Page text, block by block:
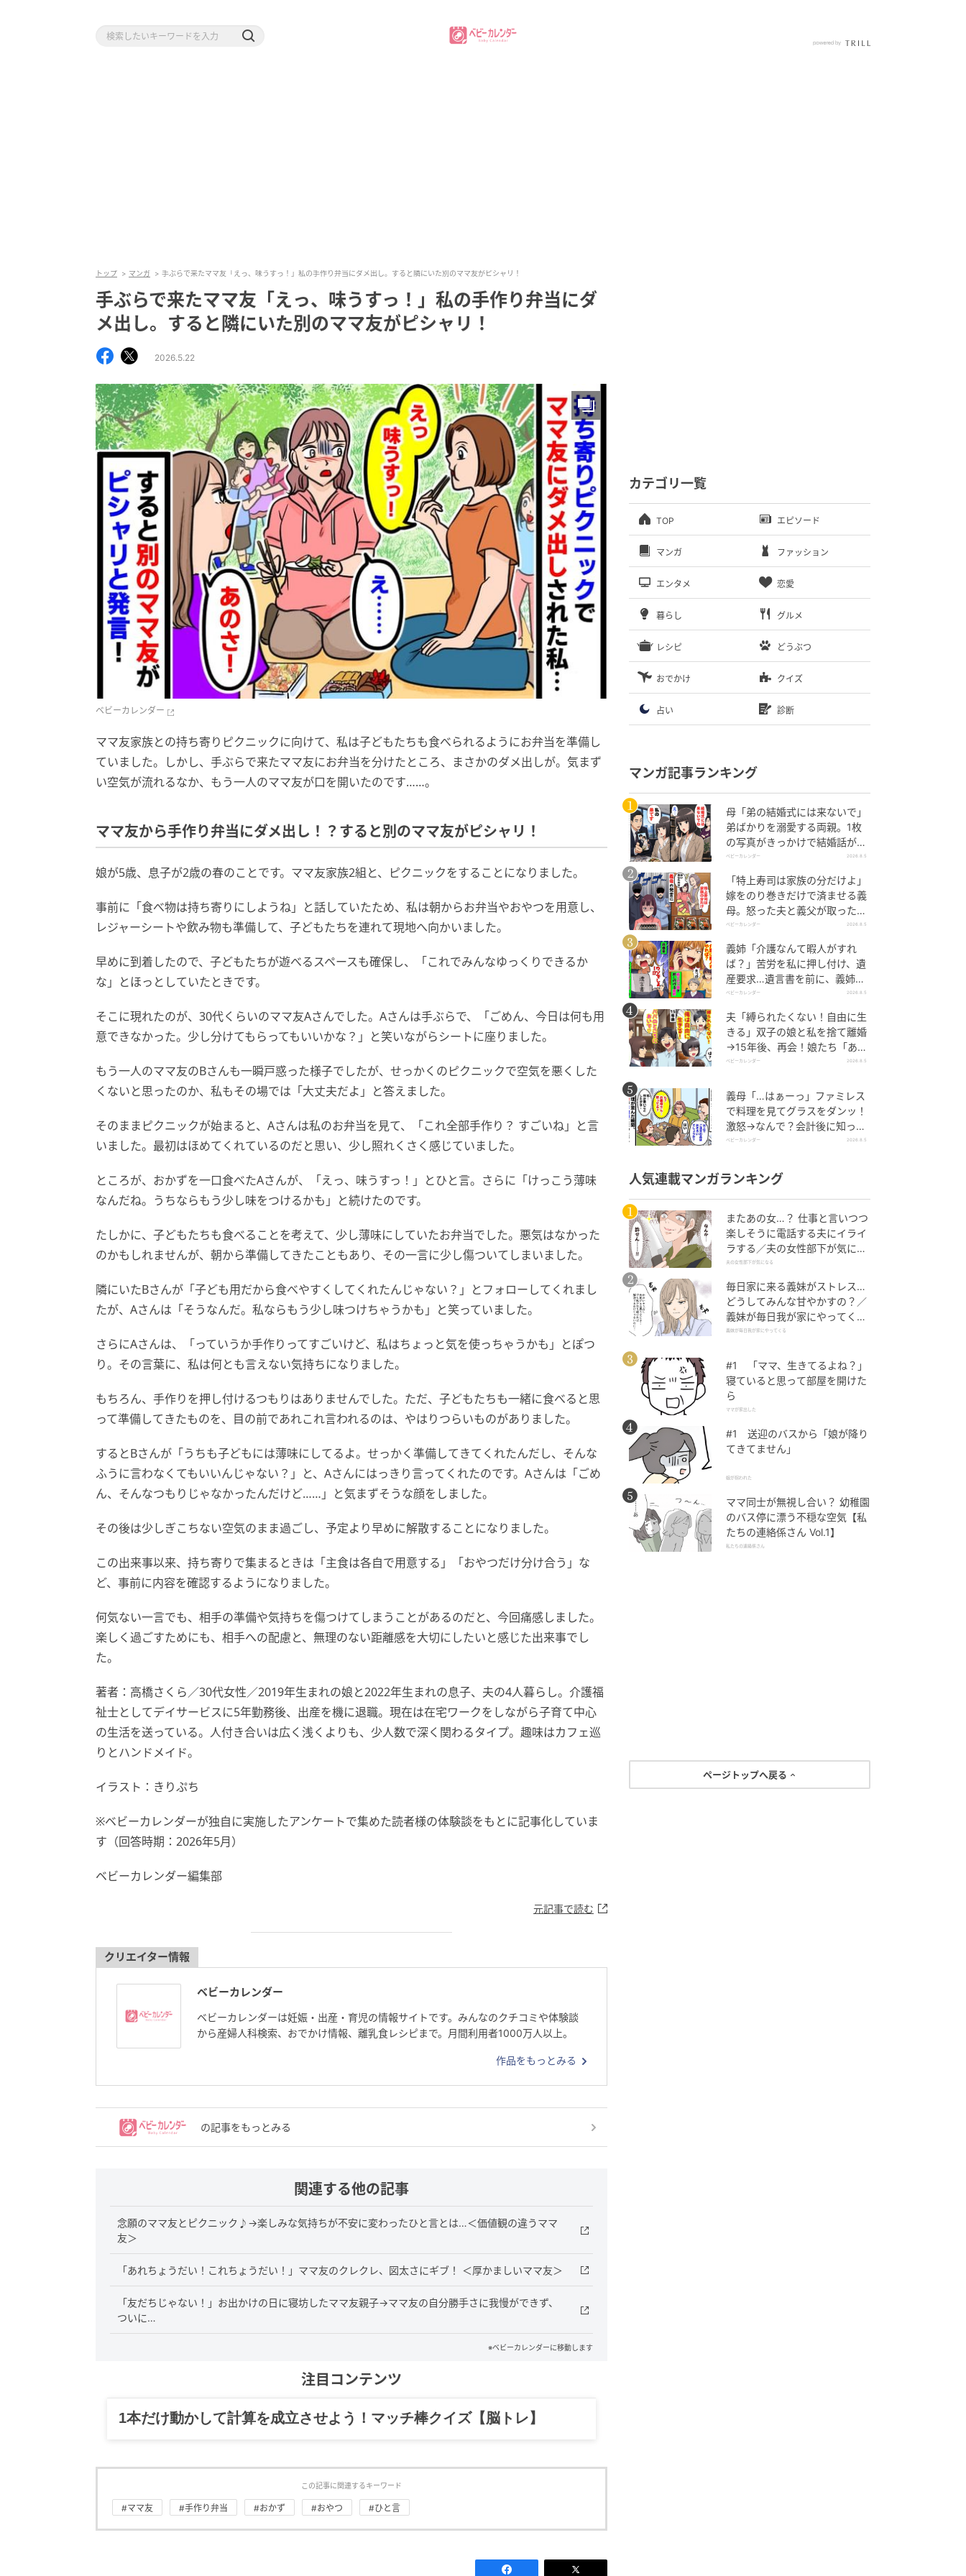
トップ マンガ 手ぶらで来たママ友「えっ、味うすっ！」私の手作り弁当にダメ出し。すると隣にいた別のママ友がピシャリ！
手ぶらで来たママ友「えっ、味うすっ！」私の手作り弁当にダ
メ出し。すると隣にいた別のママ友がピシャリ！
2026.5.22
ベビーカレンダー
ママ友家族との持ち寄りピクニックに向けて、私は子どもたちも食べられるようにお弁当を準備し
ていました。しかし、手ぶらで来たママ友にお弁当を分けたところ、まさかのダメ出しが。気まず
い空気が流れるなか、もう一人のママ友が口を開いたのです……。
ママ友から手作り弁当にダメ出し！？すると別のママ友がピシャリ！
娘が5歳、息子が2歳の春のことです。ママ友家族2組と、ピクニックをすることになりました。
事前に「食べ物は持ち寄りにしようね」と話していたため、私は朝からお弁当やおやつを用意し、
レジャーシートや飲み物も準備して、子どもたちを連れて現地へ向かいました。
早めに到着したので、子どもたちが遊べるスペースも確保し、「これでみんなゆっくりできるか
な」とほっとしていたときです。
そこに現れたのが、30代くらいのママ友Aさんでした。Aさんは手ぶらで、「ごめん、今日は何も用
意できなかった。少し分けてもらってもいいかな？」と笑いながらシートに座りました。
もう一人のママ友のBさんも一瞬戸惑った様子でしたが、せっかくのピクニックで空気を悪くした
くないと思ったのか、私もその場では「大丈夫だよ」と答えました。
そのままピクニックが始まると、Aさんは私のお弁当を見て、「これ全部手作り？ すごいね」と言
いました。最初はほめてくれているのだと思い、少し照れくさく感じていました。
ところが、おかずを一口食べたAさんが、「えっ、味うすっ！」とひと言。さらに「けっこう薄味
なんだね。うちならもう少し味をつけるかも」と続けたのです。
たしかに、子どもたちも食べることを考えて、少し薄味にしていたお弁当でした。悪気はなかった
のかもしれませんが、朝から準備してきたこともあり、その一言に少し傷ついてしまいました。
隣にいたBさんが「子ども用だから食べやすくしてくれたんじゃない？」とフォローしてくれまし
たが、Aさんは「そうなんだ。私ならもう少し味つけちゃうかも」と笑っていました。
さらにAさんは、「っていうか手作りってすごいけど、私はちょっと気を使っちゃうかも」とぽつ
り。その言葉に、私は何とも言えない気持ちになりました。
もちろん、手作りを押し付けるつもりはありませんでした。ただ、子どもたちも一緒に食べると思
って準備してきたものを、目の前であれこれ言われるのは、やはりつらいものがありました。
するとBさんが「うちも子どもには薄味にしてるよ。せっかく準備してきてくれたんだし、そんな
ふうに言わなくてもいいんじゃない？」と、Aさんにはっきり言ってくれたのです。Aさんは「ごめ
ん、そんなつもりじゃなかったんだけど……」と気まずそうな顔をしました。
その後は少しぎこちない空気のまま過ごし、予定より早めに解散することになりました。
この出来事以来、持ち寄りで集まるときは「主食は各自で用意する」「おやつだけ分け合う」な
ど、事前に内容を確認するようになりました。
何気ない一言でも、相手の準備や気持ちを傷つけてしまうことがあるのだと、今回痛感しました。
楽しく過ごすためにも、相手への配慮と、無理のない距離感を大切にしたいと感じた出来事でし
た。
著者：高橋さくら／30代女性／2019年生まれの娘と2022年生まれの息子、夫の4人暮らし。介護福
祉士としてデイサービスに5年勤務後、出産を機に退職。現在は在宅ワークをしながら子育て中心
の生活を送っている。人付き合いは広く浅くよりも、少人数で深く関わるタイプ。趣味はカフェ巡
りとハンドメイド。
イラスト：きりぷち
※ベビーカレンダーが独自に実施したアンケートで集めた読者様の体験談をもとに記事化していま
す（回答時期：2026年5月）
ベビーカレンダー編集部
元記事で読む
クリエイター情報
ベビーカレンダー
ベビーカレンダーは妊娠・出産・育児の情報サイトです。みんなのクチコミや体験談
から産婦人科検索、おでかけ情報、離乳食レシピまで。月間利用者1000万人以上。
作品をもっとみる
の記事をもっとみる
関連する他の記事
念願のママ友とピクニック♪→楽しみな気持ちが不安に変わったひと言とは…＜価値観の違うママ
友＞
「あれちょうだい！これちょうだい！」ママ友のクレクレ、図太さにギブ！ ＜厚かましいママ友＞
「友だちじゃない！」お出かけの日に寝坊したママ友親子→ママ友の自分勝手さに我慢ができず、
ついに…
※ベビーカレンダーに移動します
注目コンテンツ
グルメ、ギャグ、子育て、旅行記……全部、読めます。
この記事に関連するキーワード
#ママ友 #手作り弁当 #おかず #おやつ #ひと言
カテゴリ一覧
TOP エピソード
マンガ ファッション
エンタメ 恋愛
暮らし グルメ
レシピ どうぶつ
おでかけ クイズ
占い 診断
マンガ記事ランキング
母「弟の結婚式には来ないで」
弟ばかりを溺愛する両親。1枚
の写真がきっかけで結婚話がな
くなったワケ
ベビーカレンダー 2026.8.5
「特上寿司は家族の分だけよ」
嫁をのり巻きだけで済ませる義
母。怒った夫と義父が取った行
動とは
ベビーカレンダー 2026.8.5
義姉「介護なんて暇人がすれ
ば？」苦労を私に押し付け、遺
産要求…遺言書を前に、義姉が
顔面蒼白のワケ
ベビーカレンダー 2026.8.5
夫「縛られたくない！自由に生
きる」双子の娘と私を捨て離婚
→15年後、再会！娘たち「あん
た誰？」論破された元夫は
ベビーカレンダー 2026.8.5
義母「…はぁーっ」ファミレス
で料理を見てグラスをダンッ！
激怒→なんで？会計後に知った
暗黙のルール
ベビーカレンダー 2026.8.5
人気連載マンガランキング
またあの女…？ 仕事と言いつつ
楽しそうに電話する夫にイライ
ラする／夫の女性部下が気にな
る（1）【夫婦の危機 まんが】
夫の女性部下が気になる
毎日家に来る義妹がストレス…
どうしてみんな甘やかすの？／
義妹が毎日我が家にやってくる
（1）【義父母がシンドイんで
義妹が毎日我が家にやってくる
#1 「ママ、生きてるよね？」
寝ていると思って部屋を開けた
ら
ママが家出した
#1 送迎のバスから「娘が降り
てきてません」
娘が拐われた
ママ同士が無視し合い？ 幼稚園
のバス停に漂う不穏な空気【私
たちの連絡係さん Vol.1】
私たちの連絡係さん
ページトップへ戻る